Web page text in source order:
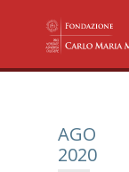
AGO
2020